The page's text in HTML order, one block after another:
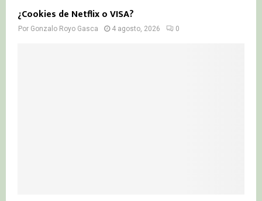
¿Cookies de Netflix o VISA?
Por Gonzalo Royo Gasca 4 agosto, 2026 0